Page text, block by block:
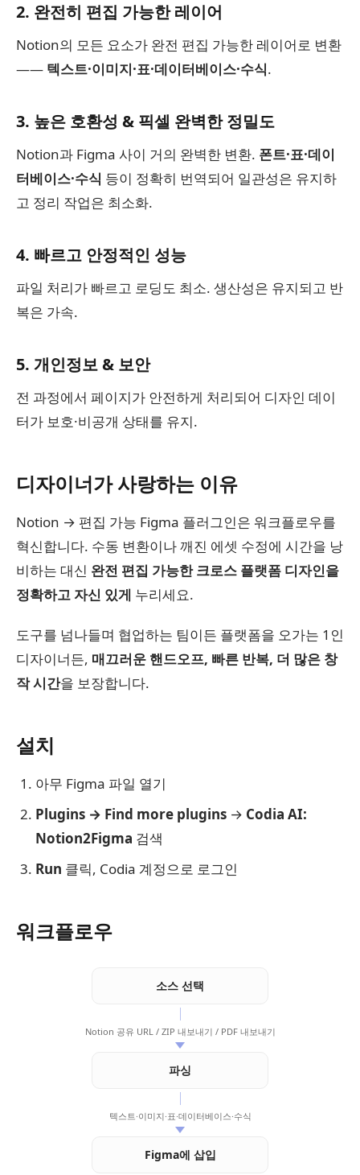
2. 완전히 편집 가능한 레이어
Notion의 모든 요소가 완전 편집 가능한 레이어로 변환
—— 텍스트·이미지·표·데이터베이스·수식.
3. 높은 호환성 & 픽셀 완벽한 정밀도
Notion과 Figma 사이 거의 완벽한 변환. 폰트·표·데이
터베이스·수식 등이 정확히 번역되어 일관성은 유지하
고 정리 작업은 최소화.
4. 빠르고 안정적인 성능
파일 처리가 빠르고 로딩도 최소. 생산성은 유지되고 반
복은 가속.
5. 개인정보 & 보안
전 과정에서 페이지가 안전하게 처리되어 디자인 데이
터가 보호·비공개 상태를 유지.
디자이너가 사랑하는 이유
Notion → 편집 가능 Figma 플러그인은 워크플로우를
혁신합니다. 수동 변환이나 깨진 에셋 수정에 시간을 낭
비하는 대신 완전 편집 가능한 크로스 플랫폼 디자인을
정확하고 자신 있게 누리세요.
도구를 넘나들며 협업하는 팀이든 플랫폼을 오가는 1인
디자이너든, 매끄러운 핸드오프, 빠른 반복, 더 많은 창
작 시간을 보장합니다.
설치
아무 Figma 파일 열기
Plugins → Find more plugins → Codia AI:
Notion2Figma 검색
Run 클릭, Codia 계정으로 로그인
워크플로우
소스 선택
Notion 공유 URL / ZIP 내보내기 / PDF 내보내기
파싱
텍스트·이미지·표·데이터베이스·수식
Figma에 삽입